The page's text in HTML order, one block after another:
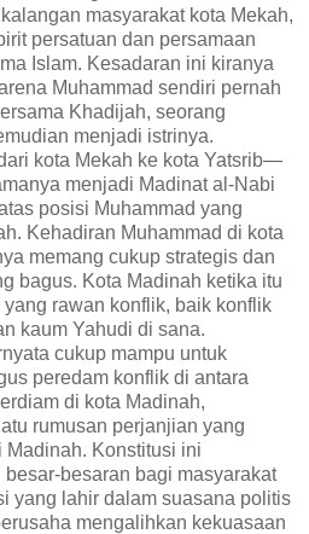
masyarakat kota Mekah,
persatuan dan persamaan
Islam. Kesadaran ini kiranya
Muhammad sendiri pernah
Khadijah, seorang
menjadi istrinya.
kota Mekah ke kota Yatsrib—
menjadi Madinat al-Nabi
posisi Muhammad yang
Kehadiran Muhammad di kota
memang cukup strategis dan
bagus. Kota Madinah ketika itu
rawan konflik, baik konflik
kaum Yahudi di sana.
cukup mampu untuk
peredam konflik di antara
di kota Madinah,
rumusan perjanjian yang
Konstitusi ini
besaran bagi masyarakat
yang lahir dalam suasana politis
mengalihkan kekuasaan